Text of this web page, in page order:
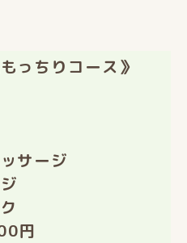
っちりコース》
サージ
円